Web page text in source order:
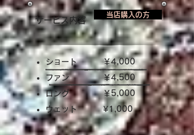
当店購入の方
サービス内容
￥4,000
￥4,500
￥5,000
​¥1,000
ショート
ファン
ロング
​ウェット